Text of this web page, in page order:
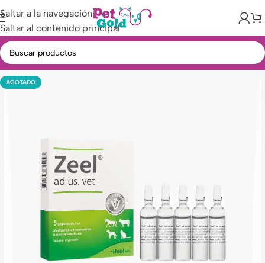
Saltar a la navegación
Saltar al contenido principal
AGOTADO